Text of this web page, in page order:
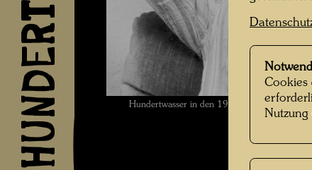
Hundertwasser in den 1970er-Jahren ,
Cookies
Nutzung